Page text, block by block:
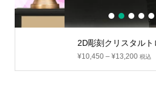
2D彫刻クリスタルトロフィー：
13,200 税込
1 2 3 4 5